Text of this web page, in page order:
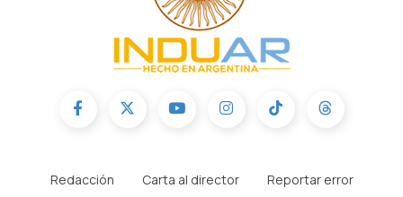
Redacción Carta al director
Reportar error